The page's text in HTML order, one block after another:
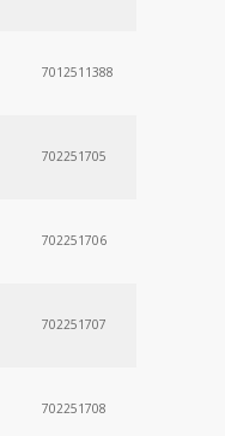
7012511388
702251705
702251706
702251707
702251708